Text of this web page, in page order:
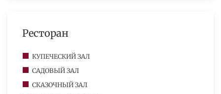
Ресторан
КУПЕЧЕСКИЙ ЗАЛ
САДОВЫЙ ЗАЛ
СКАЗОЧНЫЙ ЗАЛ